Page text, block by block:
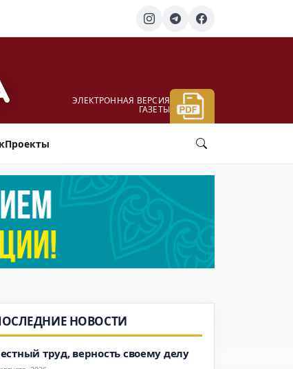
ЭЛЕКТРОННАЯ ВЕРСИЯ
ГАЗЕТЫ
Проекты
НОВОСТИ
труд, верность своему делу